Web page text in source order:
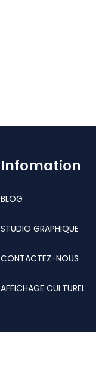
Infomation
BLOG
STUDIO GRAPHIQUE
CONTACTEZ-NOUS
AFFICHAGE CULTUREL